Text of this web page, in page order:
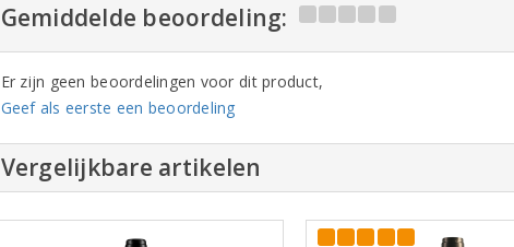
Gemiddelde beoordeling:
Er zijn geen beoordelingen voor dit product,
Geef als eerste een beoordeling
Vergelijkbare artikelen